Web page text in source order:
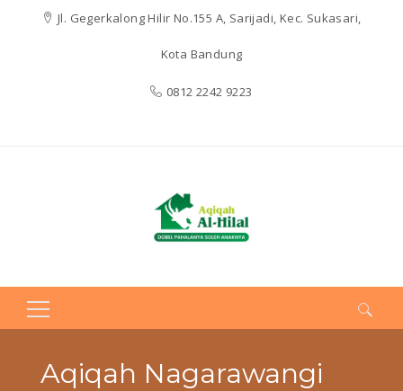
Jl. Gegerkalong Hilir No.155 A, Sarijadi, Kec. Sukasari,
Kota Bandung
0812 2242 9223
Search
Aqiqah Nagarawangi